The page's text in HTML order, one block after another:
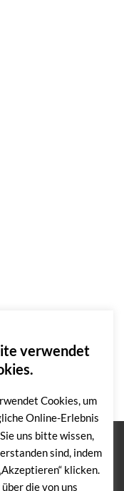
verwendet
Cookies, um
Online-Erlebnis
uns bitte wissen,
sind, indem
klicken.
die von uns